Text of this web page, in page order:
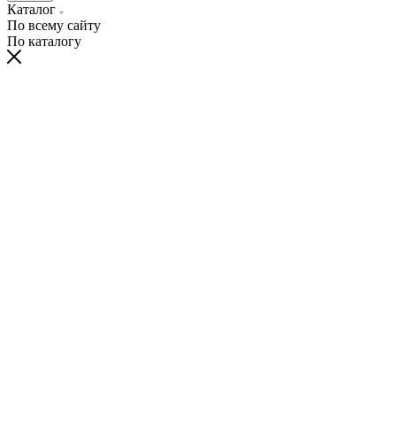
Каталог
По всему сайту
По каталогу